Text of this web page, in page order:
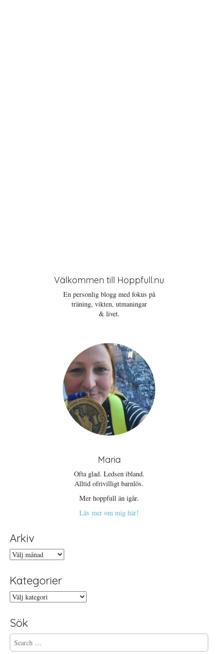
Välkommen till Hoppfull.nu
En personlig blogg med fokus på
träning, vikten, utmaningar
& livet.
Maria
Ofta glad. Ledsen ibland.
Alltid ofrivilligt barnlös.
Mer hoppfull än igår.
Läs mer om mig här!
Arkiv
Arkiv
Kategorier
Kategorier
Sök
S
e